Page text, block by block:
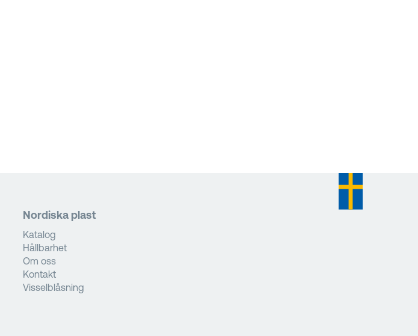
Nordiska plast
Katalog
Hållbarhet
Om oss
Kontakt
Visselblåsning